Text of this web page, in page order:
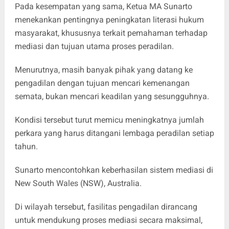
Pada kesempatan yang sama, Ketua MA Sunarto
menekankan pentingnya peningkatan literasi hukum
masyarakat, khususnya terkait pemahaman terhadap
mediasi dan tujuan utama proses peradilan.
Menurutnya, masih banyak pihak yang datang ke
pengadilan dengan tujuan mencari kemenangan
semata, bukan mencari keadilan yang sesungguhnya.
Kondisi tersebut turut memicu meningkatnya jumlah
perkara yang harus ditangani lembaga peradilan setiap
tahun.
Sunarto mencontohkan keberhasilan sistem mediasi di
New South Wales (NSW), Australia.
Di wilayah tersebut, fasilitas pengadilan dirancang
untuk mendukung proses mediasi secara maksimal,